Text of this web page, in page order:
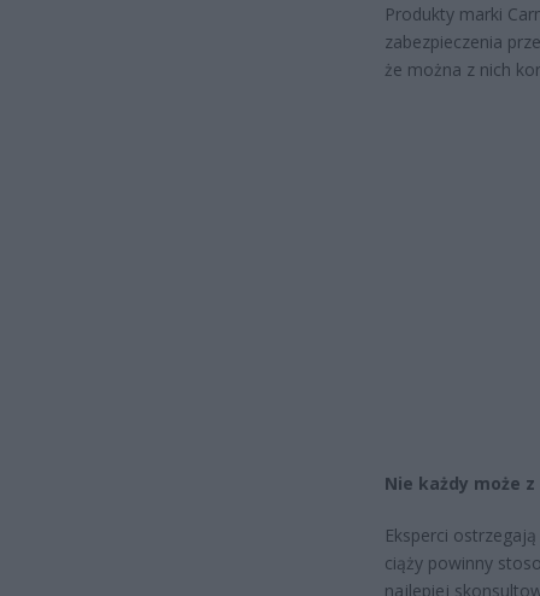
Produkty marki
zabezpieczenia
że można z nich
Nie każdy może
Eksperci
ciąży powinny
najlepiej